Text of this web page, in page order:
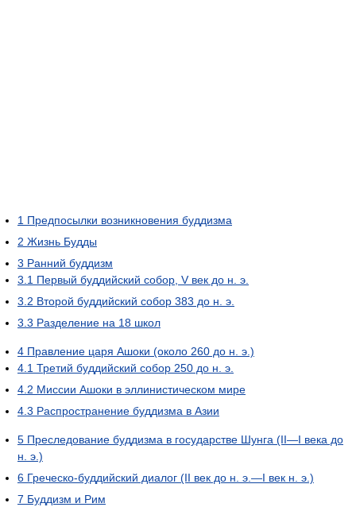
1 Предпосылки возникновения буддизма
2 Жизнь Будды
3 Ранний буддизм
3.1 Первый буддийский собор, V век до н. э.
3.2 Второй буддийский собор 383 до н. э.
3.3 Разделение на 18 школ
4 Правление царя Ашоки (около 260 до н. э.)
4.1 Третий буддийский собор 250 до н. э.
4.2 Миссии Ашоки в эллинистическом мире
4.3 Распространение буддизма в Азии
5 Преследование буддизма в государстве Шунга (II—I века до
н. э.)
6 Греческо-буддийский диалог (II век до н. э.—I век н. э.)
7 Буддизм и Рим